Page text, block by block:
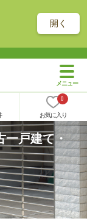
開く
0
お気に入り
一戸建て・